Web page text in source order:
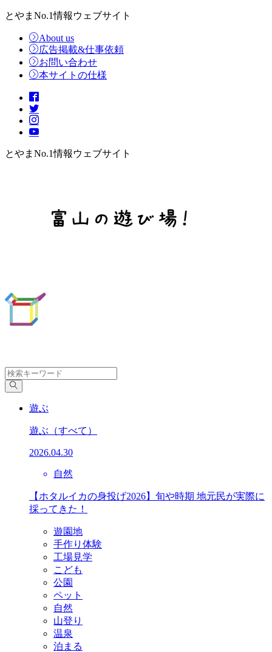
とやまNo.1情報ウェブサイト
About us
広告掲載&仕事依頼
お問い合わせ
本サイトの仕様
とやまNo.1情報ウェブサイト
遊ぶ
遊ぶ （すべて）
2026.04.30
自然
【ホタルイカの身投げ2026】旬や時期 地元民が実際に
採ってきた！
遊園地
手作り体験
工場見学
こども
公園
ペット
自然
山登り
温泉
泊まる